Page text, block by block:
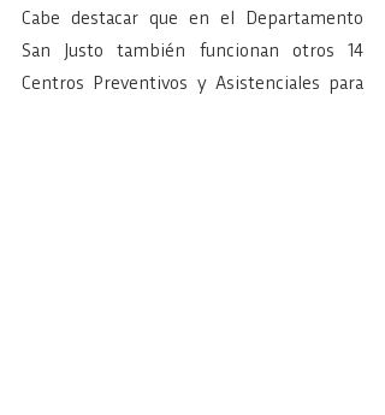
Cabe destacar que en el Departamento
San Justo también funcionan otros 14
Centros Preventivos y Asistenciales para